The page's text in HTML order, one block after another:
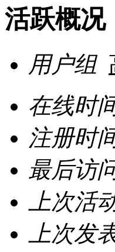
活跃概况
用户组
在线时
注册时
最后访
上次活
上次发